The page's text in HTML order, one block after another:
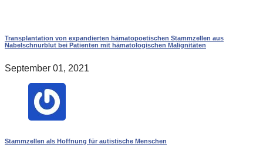
Transplantation von expandierten hämatopoetischen Stammzellen aus
Nabelschnurblut bei Patienten mit hämatologischen Malignitäten
September 01, 2021
Stammzellen als Hoffnung für autistische Menschen